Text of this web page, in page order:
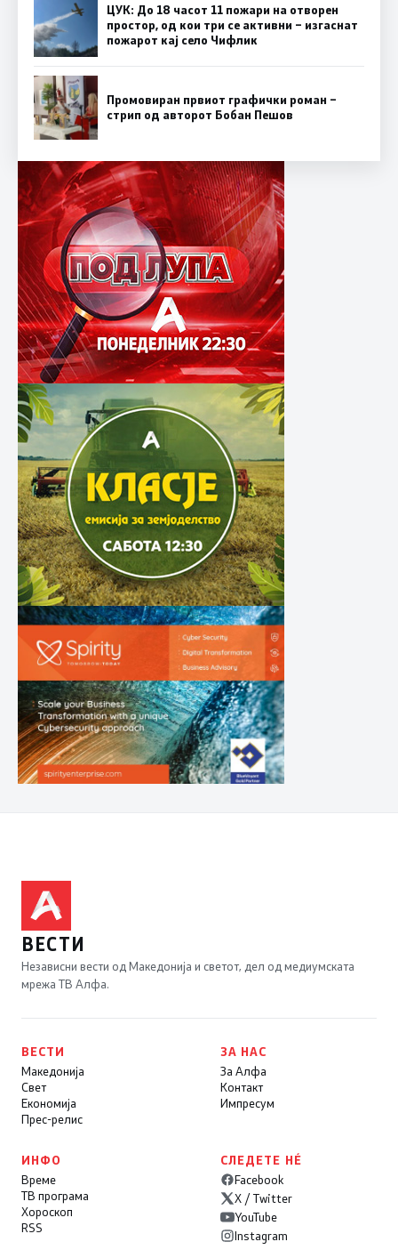
ЦУК: До 18 часот 11 пожари на отворен
простор, од кои три се активни – изгаснат
пожарот кај село Чифлик
Промовиран првиот графички роман –
стрип од авторот Бобан Пешов
ВЕСТИ
Независни вести од Македонија и светот, дел од медиумската
мрежа ТВ Алфа.
ВЕСТИ
Македонија
Свет
Економија
Прес-релис
ЗА НАС
За Алфа
Контакт
Импресум
ИНФО
Време
ТВ програма
Хороскоп
RSS
СЛЕДЕТЕ НÉ
Facebook
X / Twitter
YouTube
Instagram